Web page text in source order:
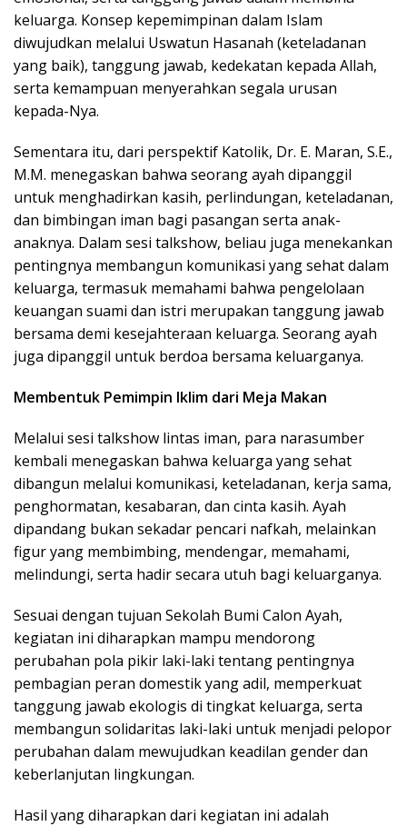
keluarga. Konsep kepemimpinan dalam Islam
diwujudkan melalui Uswatun Hasanah (keteladanan
yang baik), tanggung jawab, kedekatan kepada Allah,
serta kemampuan menyerahkan segala urusan
kepada-Nya.
Sementara itu, dari perspektif Katolik, Dr. E. Maran, S.E.,
M.M. menegaskan bahwa seorang ayah dipanggil
untuk menghadirkan kasih, perlindungan, keteladanan,
dan bimbingan iman bagi pasangan serta anak-
anaknya. Dalam sesi talkshow, beliau juga menekankan
pentingnya membangun komunikasi yang sehat dalam
keluarga, termasuk memahami bahwa pengelolaan
keuangan suami dan istri merupakan tanggung jawab
bersama demi kesejahteraan keluarga. Seorang ayah
juga dipanggil untuk berdoa bersama keluarganya.
Membentuk Pemimpin Iklim dari Meja Makan
Melalui sesi talkshow lintas iman, para narasumber
kembali menegaskan bahwa keluarga yang sehat
dibangun melalui komunikasi, keteladanan, kerja sama,
penghormatan, kesabaran, dan cinta kasih. Ayah
dipandang bukan sekadar pencari nafkah, melainkan
figur yang membimbing, mendengar, memahami,
melindungi, serta hadir secara utuh bagi keluarganya.
Sesuai dengan tujuan Sekolah Bumi Calon Ayah,
kegiatan ini diharapkan mampu mendorong
perubahan pola pikir laki-laki tentang pentingnya
pembagian peran domestik yang adil, memperkuat
tanggung jawab ekologis di tingkat keluarga, serta
membangun solidaritas laki-laki untuk menjadi pelopor
perubahan dalam mewujudkan keadilan gender dan
keberlanjutan lingkungan.
Hasil yang diharapkan dari kegiatan ini adalah